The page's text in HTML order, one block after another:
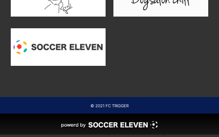
© 2021 FC TRIGGER